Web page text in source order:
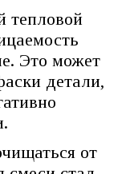
тепловой
Это может
детали,
от